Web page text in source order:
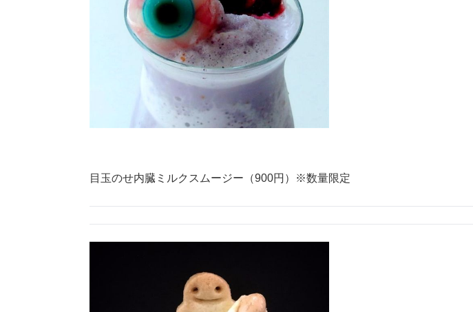
目玉のせ内臓ミルクスムージー（900円）※数量限定